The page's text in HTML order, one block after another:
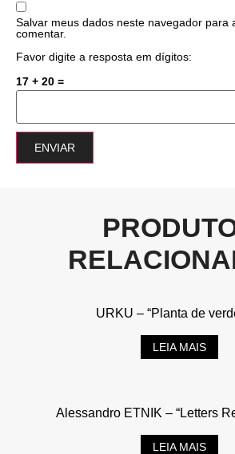
Salvar meus dados neste navegador para
comentar.
Favor digite a resposta em dígitos:
17 + 20 =
URKU – “Planta de
LEIA MAIS
Alessandro ETNIK – “Letters
LEIA MAIS